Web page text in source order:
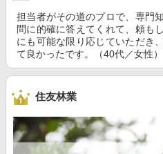
担当者がその道のプロで、専門
問に的確に答えてくれて、頼も
にも可能な限り応じていただき
て良かったです。（40代／女性）
住友林業